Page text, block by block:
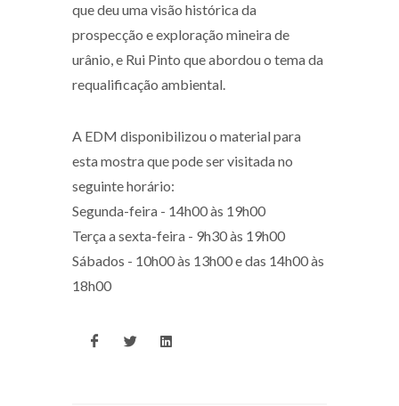
que deu uma visão histórica da
prospecção e exploração mineira de
urânio, e Rui Pinto que abordou o tema da
requalificação ambiental.
A EDM disponibilizou o material para
esta mostra que pode ser visitada no
seguinte horário:
Segunda-feira - 14h00 às 19h00
Terça a sexta-feira - 9h30 às 19h00
Sábados - 10h00 às 13h00 e das 14h00 às
18h00